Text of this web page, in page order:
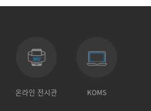
온라인 전시관 KOMS